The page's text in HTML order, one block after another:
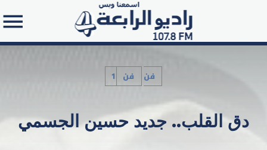
Search in the website:
1فن فن
دق القلب.. جديد حسين الجسمي